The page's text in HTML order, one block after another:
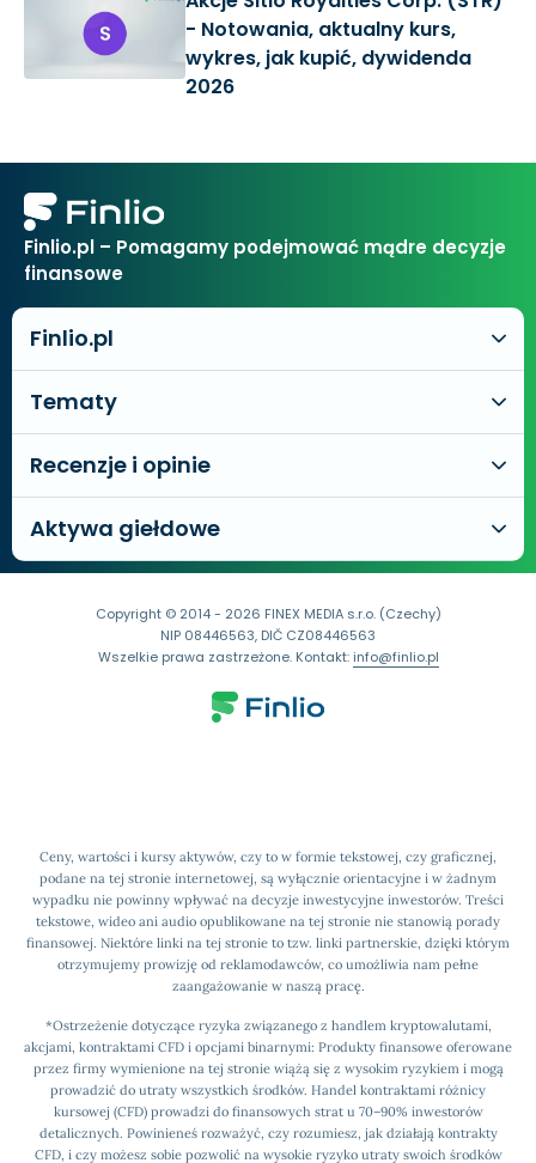
- Notowania, aktualny kurs,
wykres, jak kupić, dywidenda
2026
Finlio.pl – Pomagamy podejmować mądre decyzje
finansowe
Finlio.pl
Tematy
Recenzje i opinie
Aktywa giełdowe
Ceny, wartości i kursy aktywów, czy to w formie tekstowej, czy graficznej,
podane na tej stronie internetowej, są wyłącznie orientacyjne i w żadnym
wypadku nie powinny wpływać na decyzje inwestycyjne inwestorów. Treści
tekstowe, wideo ani audio opublikowane na tej stronie nie stanowią porady
finansowej. Niektóre linki na tej stronie to tzw. linki partnerskie, dzięki którym
otrzymujemy prowizję od reklamodawców, co umożliwia nam pełne
zaangażowanie w naszą pracę.
*Ostrzeżenie dotyczące ryzyka związanego z handlem kryptowalutami,
akcjami, kontraktami CFD i opcjami binarnymi: Produkty finansowe oferowane
przez firmy wymienione na tej stronie wiążą się z wysokim ryzykiem i mogą
prowadzić do utraty wszystkich środków. Handel kontraktami różnicy
kursowej (CFD) prowadzi do finansowych strat u 70–90% inwestorów
detalicznych. Powinieneś rozważyć, czy rozumiesz, jak działają kontrakty
CFD, i czy możesz sobie pozwolić na wysokie ryzyko utraty swoich środków
Copyright © 2014 - 2026 FINEX MEDIA s.r.o. (Czechy)
NIP 08446563, DIČ CZ08446563
Wszelkie prawa zastrzeżone. Kontakt:info@finlio.pl